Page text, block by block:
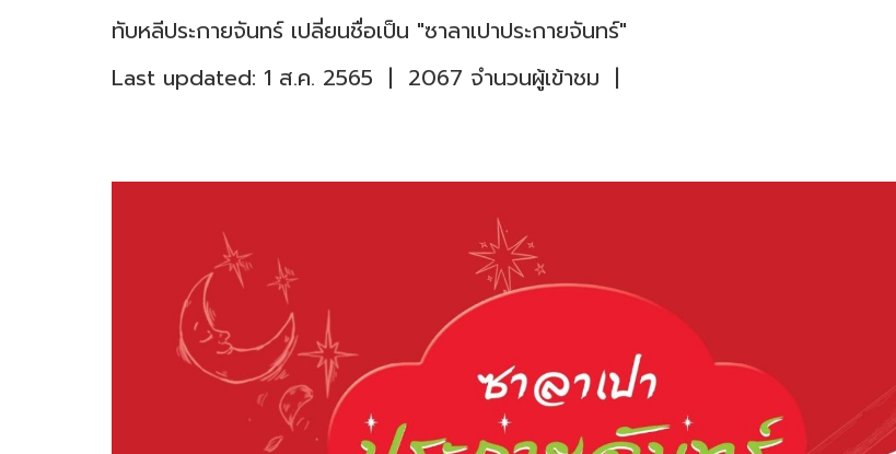
ทับหลีประกายจันทร์ เปลี่ยนชื่อเป็น "ซาลาเปาประกายจันทร์"
Last updated: 1 ส.ค. 2565 | 2067 จำนวนผู้เข้าชม |